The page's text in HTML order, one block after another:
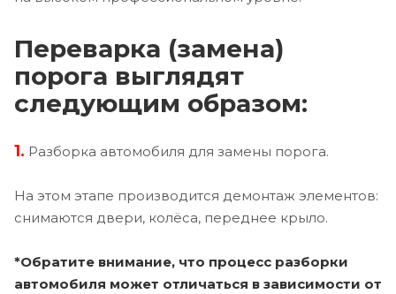
Переварка (замена)
порога выглядят
следующим образом:
1. Разборка автомобиля для замены порога.
На этом этапе производится демонтаж элементов:
снимаются двери, колёса, переднее крыло.
*Обратите внимание, что процесс разборки
автомобиля может отличаться в зависимости от